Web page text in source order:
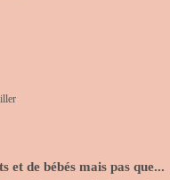
et de bébés mais pas que...